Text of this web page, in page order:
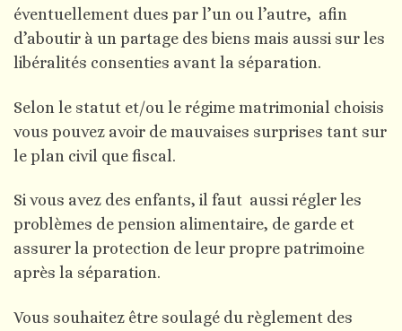
éventuellement dues par l’un ou l’autre, afin
d’aboutir à un partage des biens mais aussi sur les
libéralités consenties avant la séparation.
Selon le statut et/ou le régime matrimonial choisis
vous pouvez avoir de mauvaises surprises tant sur
le plan civil que fiscal.
Si vous avez des enfants, il faut aussi régler les
problèmes de pension alimentaire, de garde et
assurer la protection de leur propre patrimoine
après la séparation.
Vous souhaitez être soulagé du règlement des